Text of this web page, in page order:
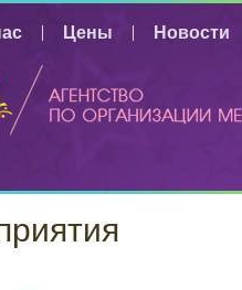
Цены Новости